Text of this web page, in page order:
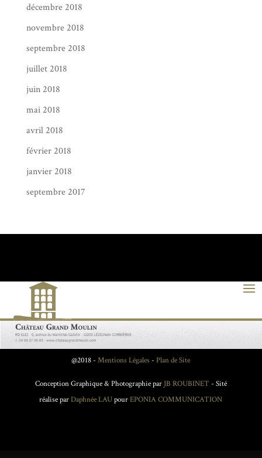
décembre 2018
novembre 2018
septembre 2018
juillet 2018
juin 2018
mai 2018
avril 2018
février 2018
janvier 2018
septembre 2017
@2018 - Mentions Légales - Plan de Site
Conception Graphique & Photographie par JB ROUBINET - Sité
réalise parDaphnée LAUpourEPONIA COMMUNICATION